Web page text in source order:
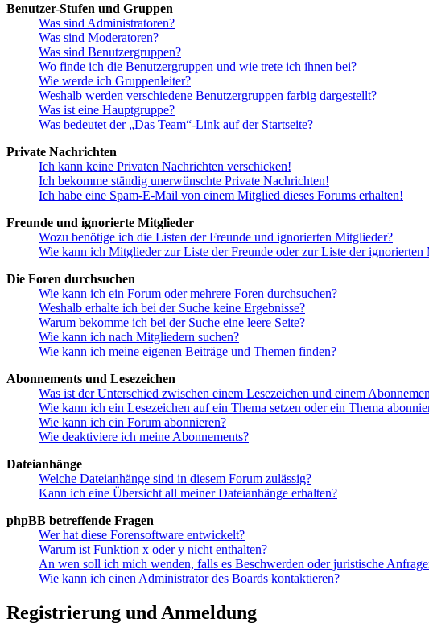
Benutzer-Stufen und Gruppen
Was sind Administratoren?
Was sind Moderatoren?
Was sind Benutzergruppen?
Wo finde ich die Benutzergruppen und wie trete ich ihnen bei?
Wie werde ich Gruppenleiter?
Weshalb werden verschiedene Benutzergruppen farbig dargestellt?
Was ist eine Hauptgruppe?
Was bedeutet der „Das Team“-Link auf der Startseite?
Private Nachrichten
Ich kann keine Privaten Nachrichten verschicken!
Ich bekomme ständig unerwünschte Private Nachrichten!
Ich habe eine Spam-E-Mail von einem Mitglied dieses Forums erhalten!
Freunde und ignorierte Mitglieder
Wozu benötige ich die Listen der Freunde und ignorierten Mitglieder?
Wie kann ich Mitglieder zur Liste der Freunde oder zur Liste der
Die Foren durchsuchen
Wie kann ich ein Forum oder mehrere Foren durchsuchen?
Weshalb erhalte ich bei der Suche keine Ergebnisse?
Warum bekomme ich bei der Suche eine leere Seite?
Wie kann ich nach Mitgliedern suchen?
Wie kann ich meine eigenen Beiträge und Themen finden?
Abonnements und Lesezeichen
Was ist der Unterschied zwischen einem Lesezeichen und einem
Wie kann ich ein Lesezeichen auf ein Thema setzen oder ein Thema
Wie kann ich ein Forum abonnieren?
Wie deaktiviere ich meine Abonnements?
Dateianhänge
Welche Dateianhänge sind in diesem Forum zulässig?
Kann ich eine Übersicht all meiner Dateianhänge erhalten?
phpBB betreffende Fragen
Wer hat diese Forensoftware entwickelt?
Warum ist Funktion x oder y nicht enthalten?
An wen soll ich mich wenden, falls es Beschwerden oder juristische
Wie kann ich einen Administrator des Boards kontaktieren?
Registrierung und Anmeldung